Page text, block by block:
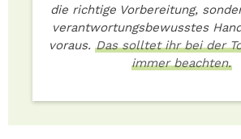
die richtige Vorbereitung,
verantwortungsbewusstes
voraus. Das solltet ihr bei der
immer beachten.